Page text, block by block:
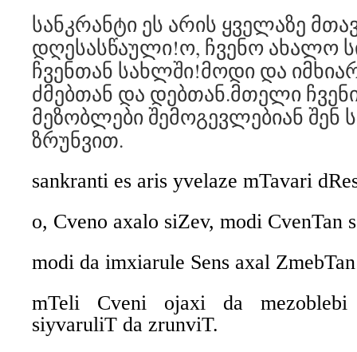
სანკრანტი ეს არის ყველაზე
დღესასწაული!ო, ჩვენო ახალო
ჩვენთან სახლში!მოდი და
ძმებთან და დებთან.მთელი
მეზობლები შემოგევლებიან
ზრუნვით.
sankranti es aris yvelaze mTavari
o, Cveno axalo siZev, modi CvenTan
modi da imxiarule Sens axal
mTeli Cveni ojaxi da mezoblebi
siyvaruliT da zrunviT.